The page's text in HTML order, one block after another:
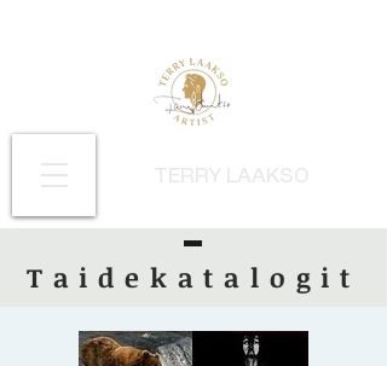
TERRY LAAKSO
Taidekatalogit